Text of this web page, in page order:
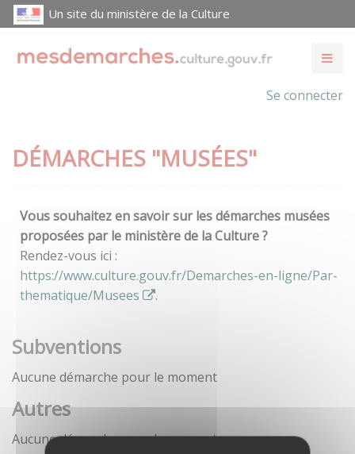
Un site du ministère de la Culture
Se connecter
DÉMARCHES "MUSÉES"
Vous souhaitez en savoir sur les démarches musées
proposées par le ministère de la Culture ?
Rendez-vous ici :
https://www.culture.gouv.fr/Demarches-en-ligne/Par-
thematique/Musees
.
Subventions
Aucune démarche pour le moment
Autres
Aucune démarche pour le moment